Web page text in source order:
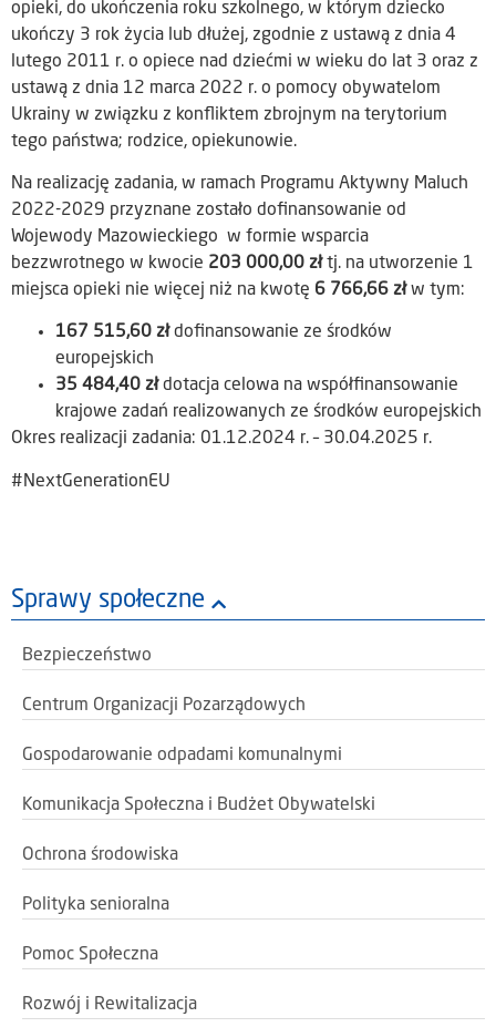
Sprawy społeczne
Bezpieczeństwo
Centrum Organizacji Pozarządowych
Gospodarowanie odpadami komunalnymi
Komunikacja Społeczna i Budżet Obywatelski
Ochrona środowiska
Polityka senioralna
Pomoc Społeczna
Rozwój i Rewitalizacja
opieki, do ukończenia roku szkolnego, w którym dziecko
ukończy 3 rok życia lub dłużej, zgodnie z ustawą z dnia 4
lutego 2011 r. o opiece nad dziećmi w wieku do lat 3 oraz z
ustawą z dnia 12 marca 2022 r. o pomocy obywatelom
Ukrainy w związku z konfliktem zbrojnym na terytorium
tego państwa; rodzice, opiekunowie.
Na realizację zadania, w ramach Programu Aktywny Maluch
2022-2029 przyznane zostało dofinansowanie od
Wojewody Mazowieckiego w formie wsparcia
bezzwrotnego w kwocie 203 000,00 złtj. na utworzenie 1
miejsca opieki nie więcej niż na kwotę 6 766,66 złw tym:
167 515,60 złdofinansowanie ze środków
europejskich
35 484,40 złdotacja celowa na współfinansowanie
krajowe zadań realizowanych ze środków europejskich
Okres realizacji zadania: 01.12.2024 r. – 30.04.2025 r.
#NextGenerationEU